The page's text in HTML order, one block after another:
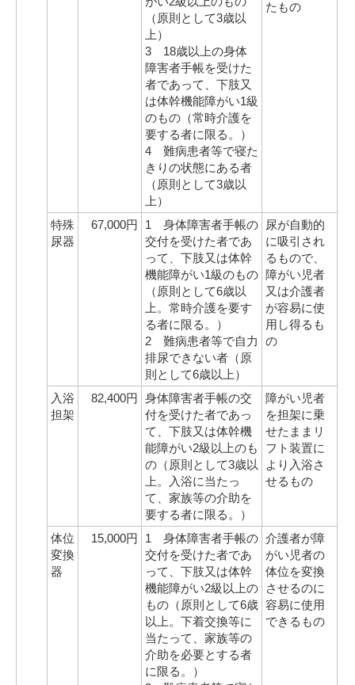
（原則として3歳以
上）
3 18歳以上の身体
障害者手帳を受けた
者であって、下肢又
は体幹機能障がい1級
のもの（常時介護を
要する者に限る。）
4 難病患者等で寝た
きりの状態にある者
（原則として3歳以
上）
たもの
特殊
尿器
67,000円
1 身体障害者手帳の
交付を受けた者であ
って、下肢又は体幹
機能障がい1級のもの
（原則として6歳以
上。常時介護を要す
る者に限る。）
2 難病患者等で自力
排尿できない者（原
則として6歳以上）
尿が自動的
に吸引され
るもので、
障がい児者
又は介護者
が容易に使
用し得るも
の
入浴
担架
82,400円 身体障害者手帳の交
付を受けた者であっ
て、下肢又は体幹機
能障がい2級以上のも
の（原則として3歳以
上。入浴に当たっ
て、家族等の介助を
要する者に限る。）
障がい児者
を担架に乗
せたままリ
フト装置に
より入浴さ
せるもの
体位
変換
器
15,000円
1 身体障害者手帳の
交付を受けた者であ
って、下肢又は体幹
機能障がい2級以上の
もの（原則として6歳
以上。下着交換等に
当たって、家族等の
介助を必要とする者
に限る。）
介護者が障
がい児者の
体位を変換
させるのに
容易に使用
できるもの